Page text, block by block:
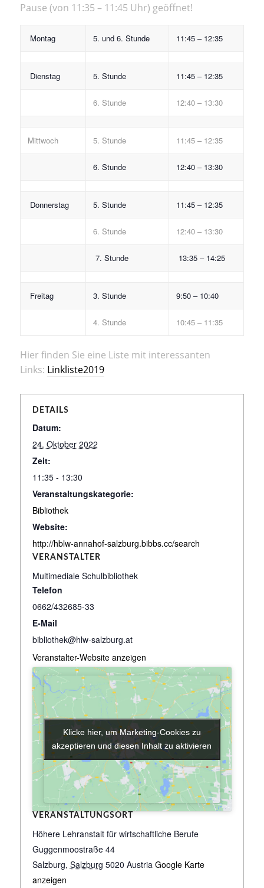
Pause (von 11:35 – 11:45 Uhr) geöffnet!
Montag 5. und 6. Stunde 11:45 – 12:35
Dienstag 5. Stunde 11:45 – 12:35
6. Stunde 12:40 – 13:30
Mittwoch 5. Stunde 11:45 – 12:35
6. Stunde 12:40 – 13:30
Donnerstag 5. Stunde 11:45 – 12:35
6. Stunde 12:40 – 13:30
7. Stunde 13:35 – 14:25
Freitag 3. Stunde 9:50 – 10:40
4. Stunde 10:45 – 11:35
Hier finden Sie eine Liste mit interessanten
Links: Linkliste2019
DETAILS
Datum:
24. Oktober 2022
Zeit:
11:35 - 13:30
Veranstaltungskategorie:
Bibliothek
Website:
http://hblw-annahof-salzburg.bibbs.cc/search
VERANSTALTER
Multimediale Schulbibliothek
Telefon
0662/432685-33
E-Mail
bibliothek@hlw-salzburg.at
Veranstalter-Website anzeigen
VERANSTALTUNGSORT
Höhere Lehranstalt für wirtschaftliche Berufe
Guggenmoostraße 44
Salzburg, Salzburg 5020 Austria Google Karte
anzeigen
Klicke hier, um Marketing-Cookies zu
akzeptieren und diesen Inhalt zu aktivieren
Klicke hier, um Marketing-Cookies zu
akzeptieren und diesen Inhalt zu aktivieren